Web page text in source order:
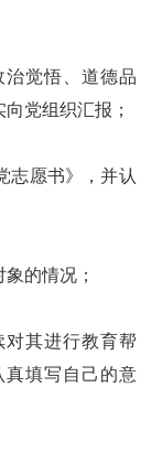
治觉悟、道德品
党组织汇报；
志愿书》，并认
的情况；
对其进行教育帮
真填写自己的意